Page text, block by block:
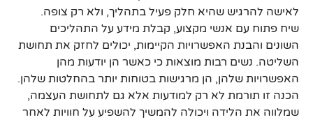
לאישה להרגיש שהיא חלק פעיל בתהליך, ולא רק צופה.
שיח פתוח עם אנשי מקצוע, קבלת מידע על התהליכים
השונים והבנת האפשרויות הקיימות, יכולים לחזק את תחושת
השליטה. נשים רבות מוצאות כי כאשר הן יודעות מהן
האפשרויות שלהן, הן מרגישות בטוחות יותר בהחלטות שלהן.
הכנה זו תורמת לא רק למודעות אלא גם לתחושת העצמה,
שמלווה את הלידה ויכולה להמשיך להשפיע על חוויות לאחר